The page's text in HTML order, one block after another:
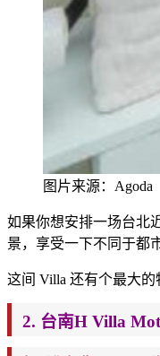
图片来源：Agoda
如果你想安排一场台北
景，享受一下不同于都
这间 Villa 还有个最大
2. 台南H Villa